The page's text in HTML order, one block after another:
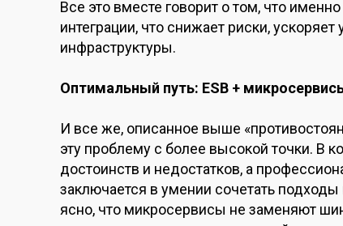
Все это вместе говорит о том, что
интеграции, что снижает риски,
инфраструктуры.
Оптимальный путь: ESB +
И все же, описанное выше
эту проблему с более высокой точки. В
достоинств и недостатков, а
заключается в умении сочетать
ясно, что микросервисы не заменяют